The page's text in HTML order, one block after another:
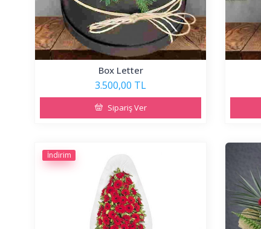
Box Letter
3.500,00 TL
Sipariş Ver
İndirim